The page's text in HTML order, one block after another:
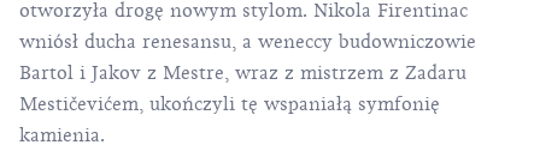
otworzyła drogę nowym stylom. Nikola Firentinac
wniósł ducha renesansu, a weneccy budowniczowie
Bartol i Jakov z Mestre, wraz z mistrzem z Zadaru
Mestičevićem, ukończyli tę wspaniałą symfonię
kamienia.